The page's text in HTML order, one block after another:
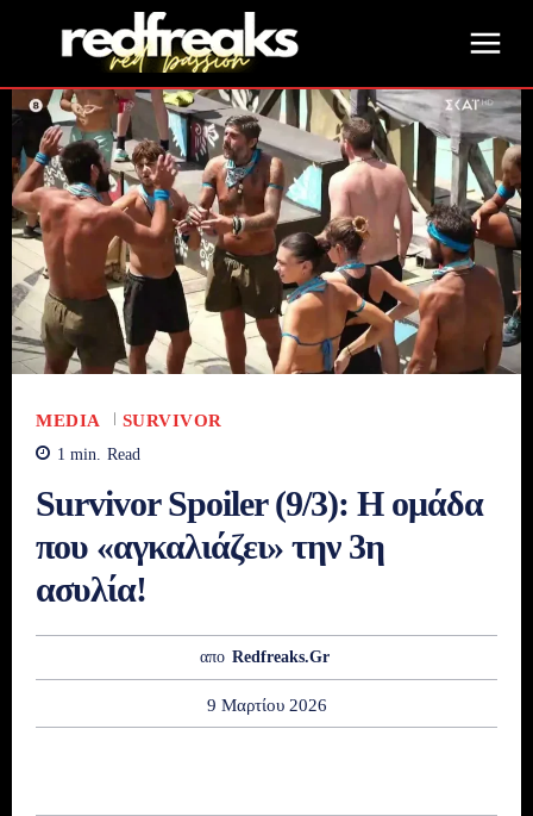
MEDIA SURVIVOR
1 min. Read
Survivor Spoiler (9/3): Η ομάδα
που «αγκαλιάζει» την 3η
ασυλία!
απο Redfreaks.gr
9 Μαρτίου 2026